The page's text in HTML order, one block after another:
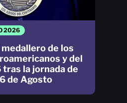
2026
de los
y del
la jornada de
de Agosto